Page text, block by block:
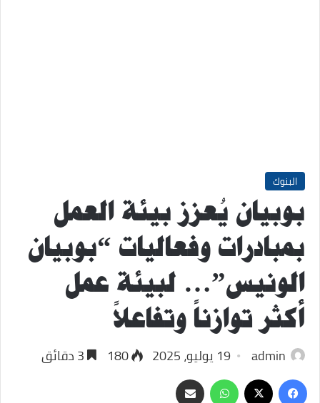
البنوك
بوبيان يُعزز بيئة العمل
بمبادرات وفعاليات “بوبيان
الونيس”… لبيئة عمل
أكثر توازناً وتفاعلاً
admin 19 يوليو، 2025 180
فيسبوك
‫X واتسابمشاركة